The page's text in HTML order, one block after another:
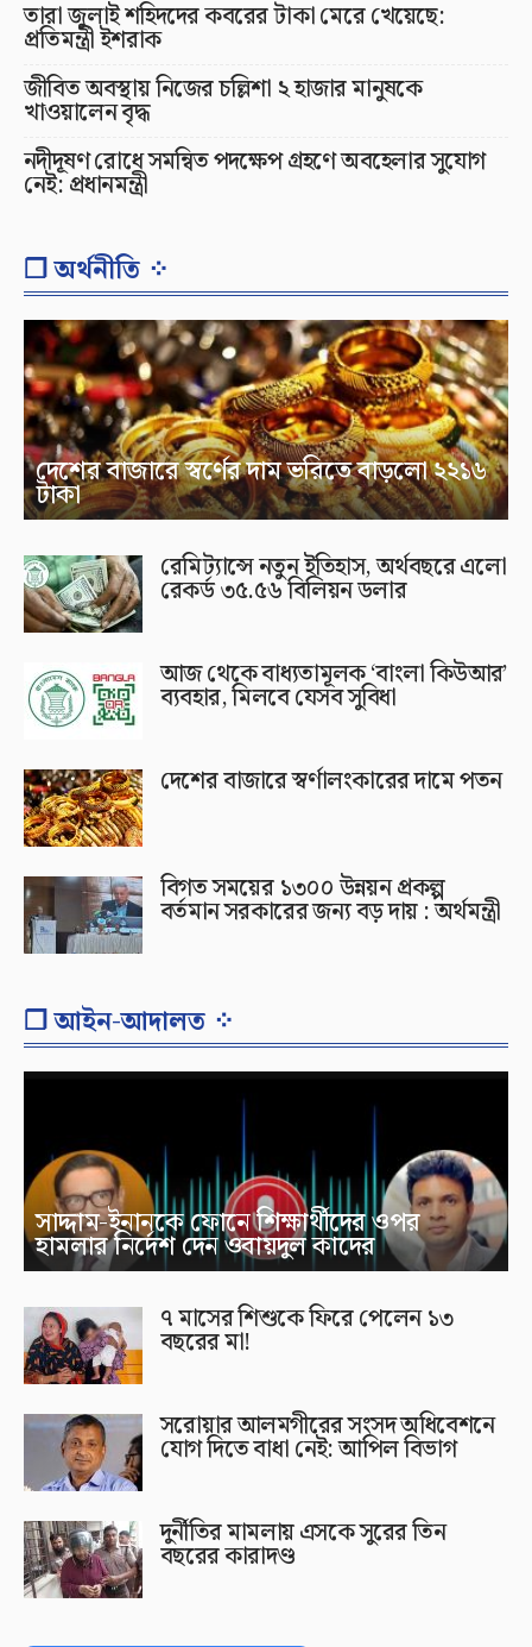
তারা জুলাই শহিদদের কবরের টাকা মেরে খেয়েছে:
প্রতিমন্ত্রী ইশরাক
জীবিত অবস্থায় নিজের চল্লিশা ২ হাজার মানুষকে
খাওয়ালেন বৃদ্ধ
নদীদূষণ রোধে সমন্বিত পদক্ষেপ গ্রহণে অবহেলার সুযোগ
নেই: প্রধানমন্ত্রী
❐ অর্থনীতি ⁘
দেশের বাজারে স্বর্ণের দাম ভরিতে বাড়লো ২২১৬
টাকা
রেমিট্যান্সে নতুন ইতিহাস, অর্থবছরে এলো
রেকর্ড ৩৫.৫৬ বিলিয়ন ডলার
আজ থেকে বাধ্যতামূলক ‘বাংলা কিউআর’
ব্যবহার, মিলবে যেসব সুবিধা
দেশের বাজারে স্বর্ণালংকারের দামে পতন
বিগত সময়ের ১৩০০ উন্নয়ন প্রকল্প
বর্তমান সরকারের জন্য বড় দায় : অর্থমন্ত্রী
❐ আইন-আদালত ⁘
সাদ্দাম-ইনানকে ফোনে শিক্ষার্থীদের ওপর
হামলার নির্দেশ দেন ওবায়দুল কাদের
৭ মাসের শিশুকে ফিরে পেলেন ১৩
বছরের মা!
সরোয়ার আলমগীরের সংসদ অধিবেশনে
যোগ দিতে বাধা নেই: আপিল বিভাগ
দুর্নীতির মামলায় এসকে সুরের তিন
বছরের কারাদণ্ড